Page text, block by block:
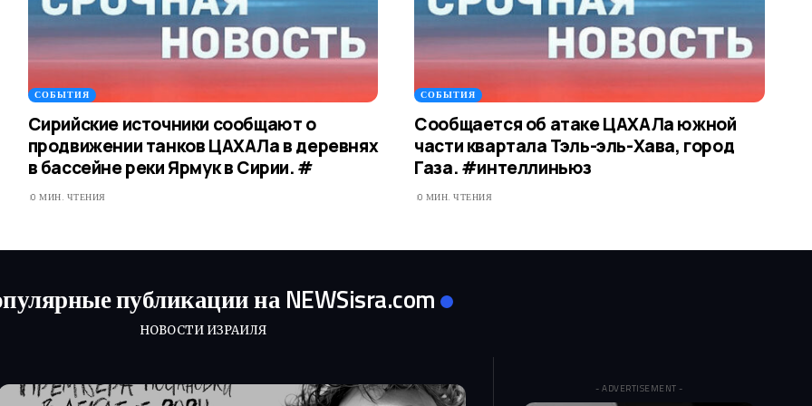
СОБЫТИЯ
Сирийские источники сообщают о
продвижении танков ЦАХАЛа в деревнях
в бассейне реки Ярмук в Сирии. #
0 МИН. ЧТЕНИЯ
СОБЫТИЯ
Сообщается об атаке ЦАХАЛа южной
части квартала Тэль-эль-Хава, город
Газа. #интеллиньюз
0 МИН. ЧТЕНИЯ
публикации на NEWSisra.com
НОВОСТИ ИЗРАИЛЯ
- ADVERTISEMENT -